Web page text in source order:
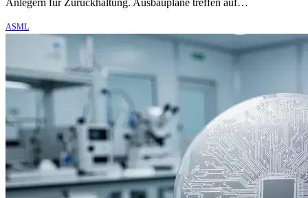
Anlegern für Zurückhaltung. Ausbaupläne treffen auf…
ASML